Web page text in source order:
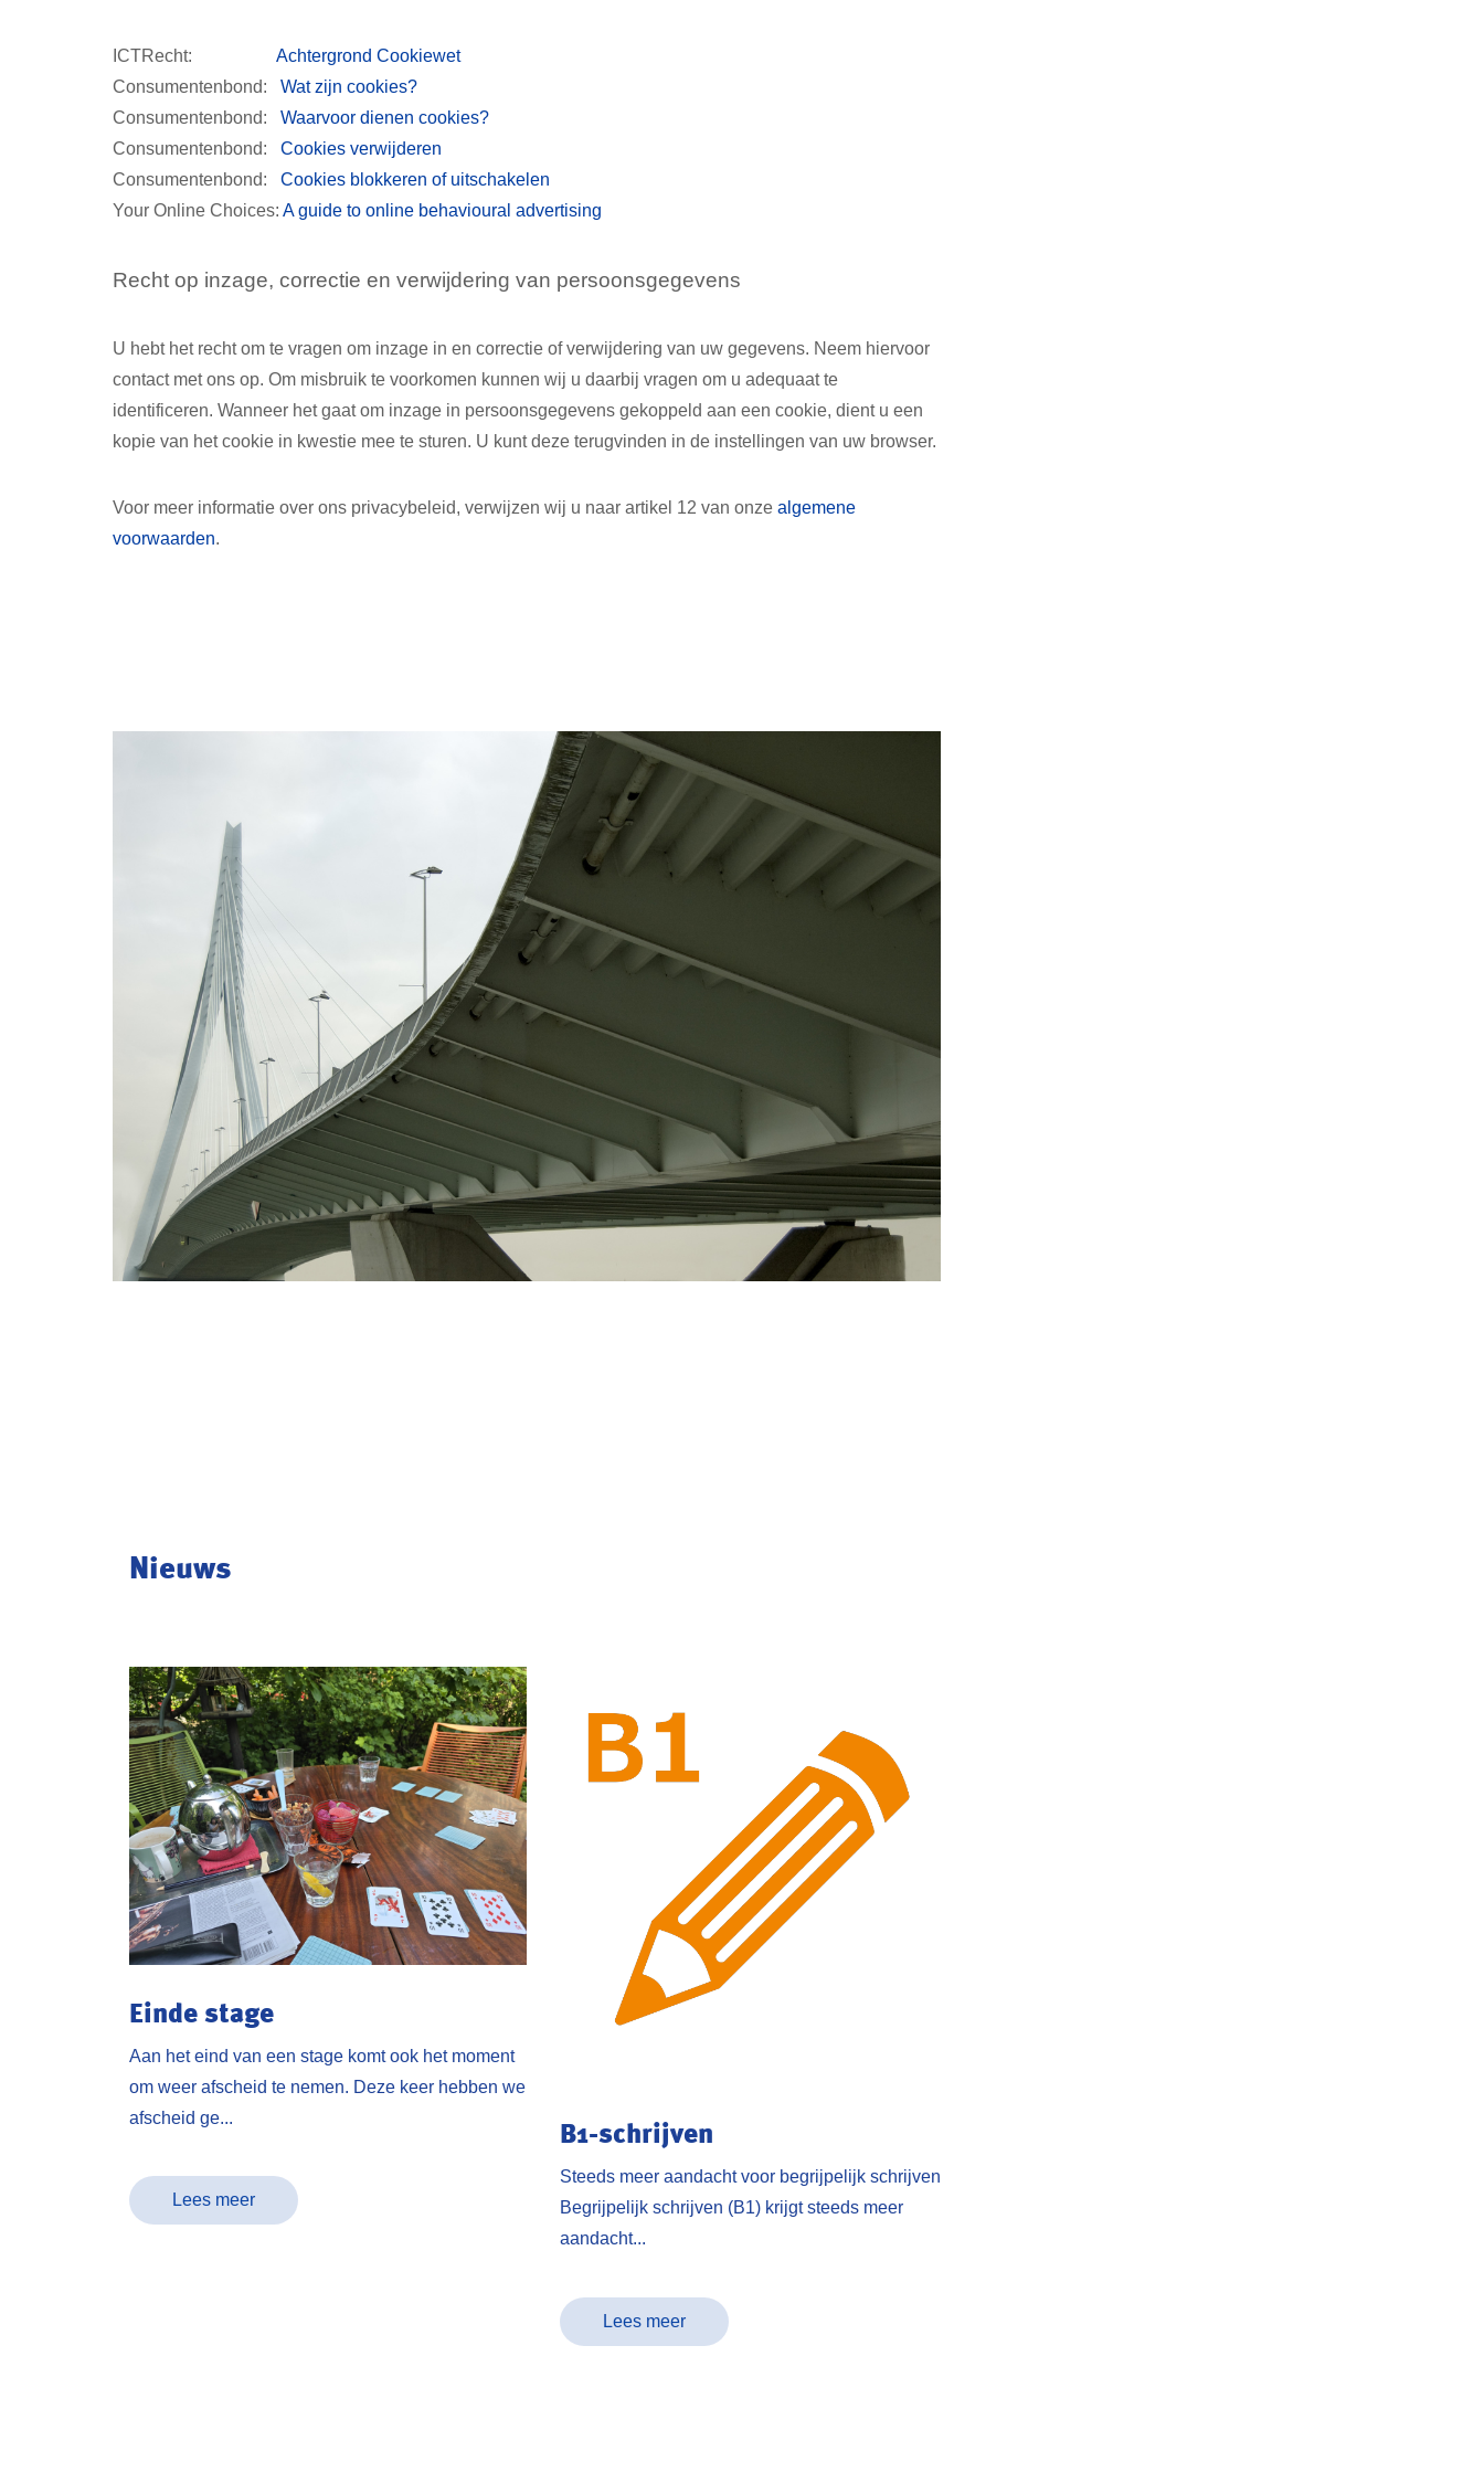
ICTRecht: Achtergrond Cookiewet
Consumentenbond: Wat zijn cookies?
Consumentenbond: Waarvoor dienen cookies?
Consumentenbond: Cookies verwijderen
Consumentenbond: Cookies blokkeren of uitschakelen
Your Online Choices: A guide to online behavioural advertising
Recht op inzage, correctie en verwijdering van persoonsgegevens
U hebt het recht om te vragen om inzage in en correctie of verwijdering van uw gegevens. Neem hiervoor
contact met ons op. Om misbruik te voorkomen kunnen wij u daarbij vragen om u adequaat te
identificeren. Wanneer het gaat om inzage in persoonsgegevens gekoppeld aan een cookie, dient u een
kopie van het cookie in kwestie mee te sturen. U kunt deze terugvinden in de instellingen van uw browser.
Voor meer informatie over ons privacybeleid, verwijzen wij u naar artikel 12 van onze algemene
voorwaarden.
Nieuws
Einde stage
Aan het eind van een stage komt ook het moment
om weer afscheid te nemen. Deze keer hebben we
afscheid ge...
Lees meer
B1-schrijven
Steeds meer aandacht voor begrijpelijk schrijven
Begrijpelijk schrijven (B1) krijgt steeds meer
aandacht...
Lees meer